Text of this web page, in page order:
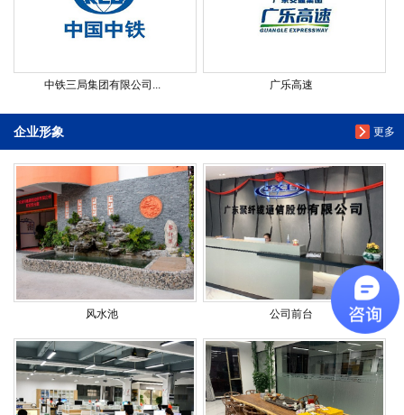
中铁三局集团有限公司... 广乐高速
更多
企业形象
风水池 公司前台